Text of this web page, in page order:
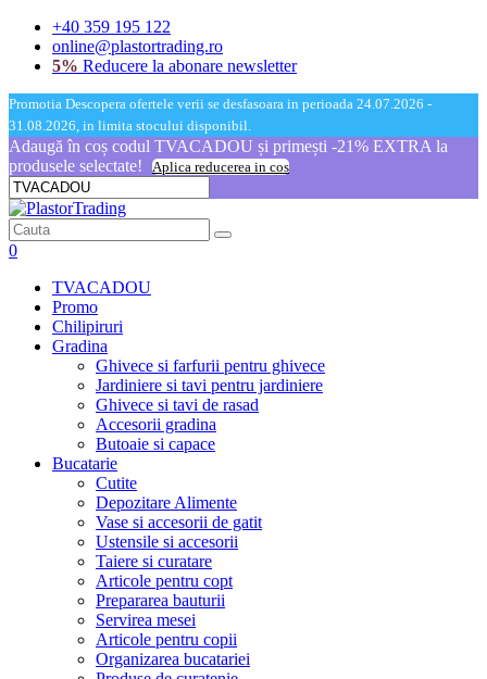
+40 359 195 122
online@plastortrading.ro
5% Reducere la abonare newsletter
Promotia Descopera ofertele verii se desfasoara in perioada 24.07.2026 -
31.08.2026, in limita stocului disponibil.
Adaugă în coș codul TVACADOU și primești -21% EXTRA la
produsele selectate!
Aplica reducerea in cos
0
TVACADOU
Promo
Chilipiruri
Gradina
Ghivece si farfurii pentru ghivece
Jardiniere si tavi pentru jardiniere
Ghivece si tavi de rasad
Accesorii gradina
Butoaie si capace
Bucatarie
Cutite
Depozitare Alimente
Vase si accesorii de gatit
Ustensile si accesorii
Taiere si curatare
Articole pentru copt
Prepararea bauturii
Servirea mesei
Articole pentru copii
Organizarea bucatariei